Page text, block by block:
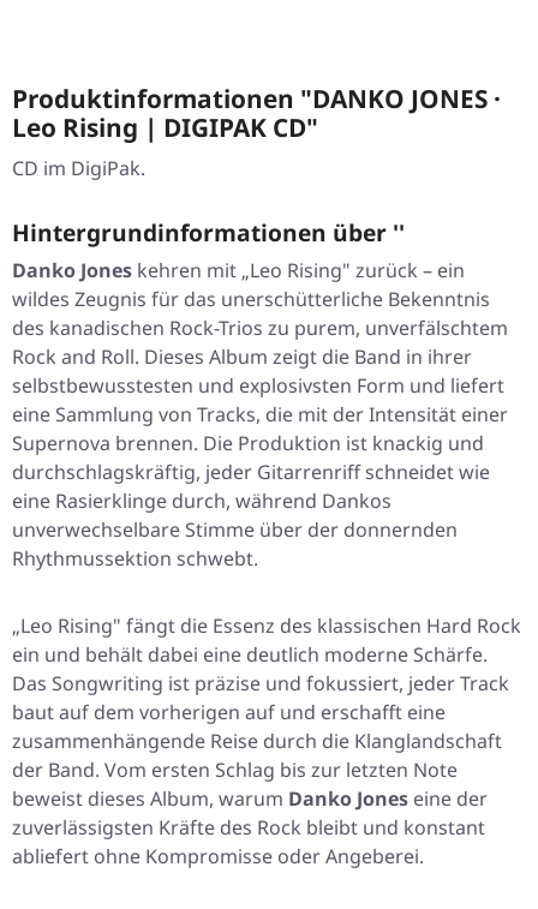
Produktinformationen "DANKO JONES ·
Leo Rising | DIGIPAK CD"
CD im DigiPak.
Hintergrundinformationen über ''
Danko Jones kehren mit „Leo Rising" zurück – ein
wildes Zeugnis für das unerschütterliche Bekenntnis
des kanadischen Rock-Trios zu purem, unverfälschtem
Rock and Roll. Dieses Album zeigt die Band in ihrer
selbstbewusstesten und explosivsten Form und liefert
eine Sammlung von Tracks, die mit der Intensität einer
Supernova brennen. Die Produktion ist knackig und
durchschlagskräftig, jeder Gitarrenriff schneidet wie
eine Rasierklinge durch, während Dankos
unverwechselbare Stimme über der donnernden
Rhythmussektion schwebt.
„Leo Rising" fängt die Essenz des klassischen Hard Rock
ein und behält dabei eine deutlich moderne Schärfe.
Das Songwriting ist präzise und fokussiert, jeder Track
baut auf dem vorherigen auf und erschafft eine
zusammenhängende Reise durch die Klanglandschaft
der Band. Vom ersten Schlag bis zur letzten Note
beweist dieses Album, warum Danko Jones eine der
zuverlässigsten Kräfte des Rock bleibt und konstant
abliefert ohne Kompromisse oder Angeberei.